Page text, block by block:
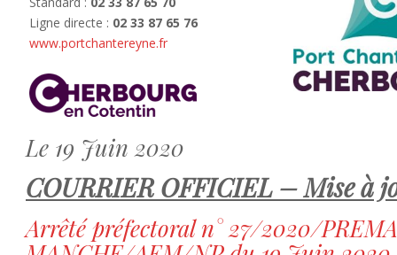
Ligne directe : 02 33 87 65 76
www.portchantereyne.fr
Le 19 Juin 2020
COURRIER OFFICIEL – Mise à
Arrêté préfectoral n° 27/2020/